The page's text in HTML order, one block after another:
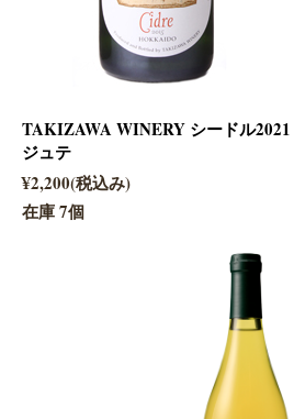
TAKIZAWA WINERY シードル
ジュテ
¥2,200(税込み)
在庫 7個